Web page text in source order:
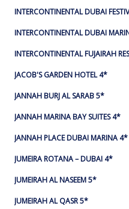
INTERCONTINENTAL DUBAI
INTERCONTINENTAL DUBAI
INTERCONTINENTAL FUJAIRAH
JACOB'S GARDEN HOTEL 4*
JANNAH BURJ AL SARAB 5*
JANNAH MARINA BAY SUITES 4*
JANNAH PLACE DUBAI MARINA 4*
JUMEIRA ROTANA – DUBAI 4*
JUMEIRAH AL NASEEM 5*
JUMEIRAH AL QASR 5*